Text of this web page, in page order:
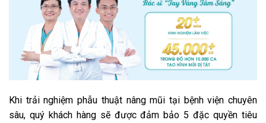
Khi trải nghiệm phẫu thuật nâng mũi tại bệnh viện chuyên
sâu, quý khách hàng sẽ được đảm bảo 5 đặc quyền tiêu